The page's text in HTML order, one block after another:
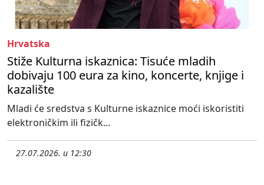
Hrvatska
Stiže Kulturna iskaznica: Tisuće mladih
dobivaju 100 eura za kino, koncerte, knjige i
kazalište
Mladi će sredstva s Kulturne iskaznice moći iskoristiti
elektroničkim ili fizičk...
27.07.2026. u 12:30